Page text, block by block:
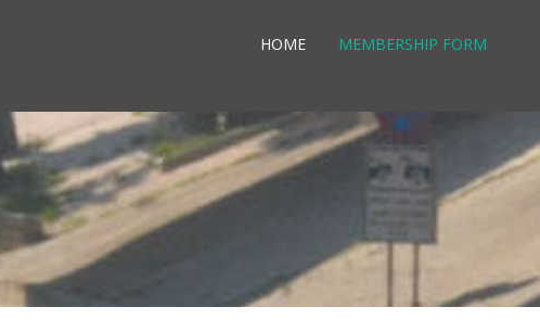
HOME MEMBERSHIP FORM